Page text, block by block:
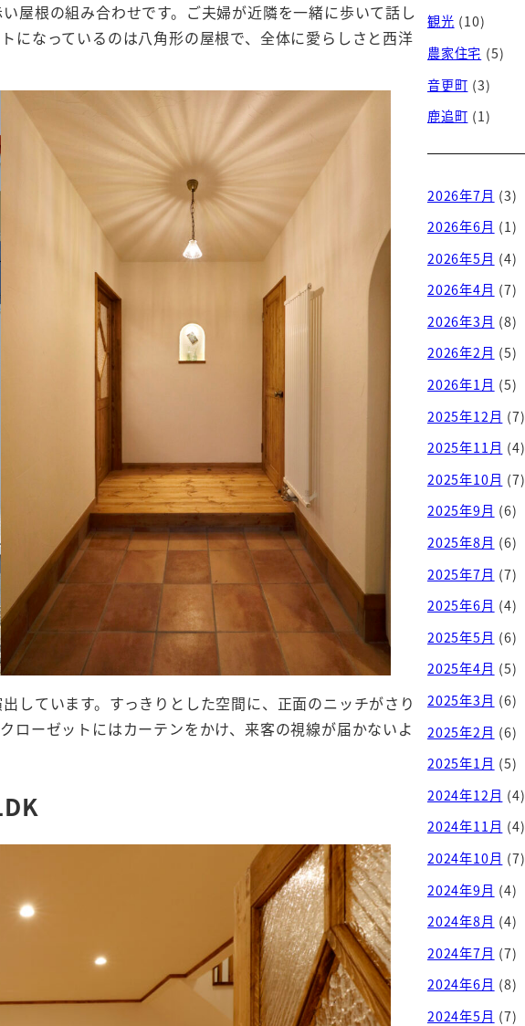
屋根の組み合わせです。ご夫婦が近隣を一緒に歩いて話し
になっているのは八角形の屋根で、全体に愛らしさと西洋
しています。すっきりとした空間に、正面のニッチがさり
ローゼットにはカーテンをかけ、来客の視線が届かないよ
観光 (10)
農家住宅 (5)
音更町 (3)
鹿追町 (1)
2026年7月 (3)
2026年6月 (1)
2026年5月 (4)
2026年4月 (7)
2026年3月 (8)
2026年2月 (5)
2026年1月 (5)
2025年12月 (7)
2025年11月 (4)
2025年10月 (7)
2025年9月 (6)
2025年8月 (6)
2025年7月 (7)
2025年6月 (4)
2025年5月 (6)
2025年4月 (5)
2025年3月 (6)
2025年2月 (6)
2025年1月 (5)
2024年12月 (4)
2024年11月 (4)
2024年10月 (7)
2024年9月 (4)
2024年8月 (4)
2024年7月 (7)
2024年6月 (8)
2024年5月 (7)